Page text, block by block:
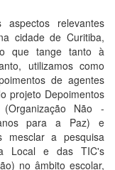
aspectos relevantes
cidade de Curitiba,
que tange tanto à
utilizamos como
de agentes
projeto Depoimentos
Não -
para a Paz) e
mesclar a pesquisa
Local e das TIC's
no âmbito escolar,